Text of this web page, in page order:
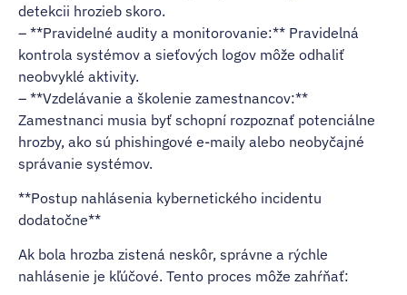
detekcii hrozieb skoro.
– **Pravidelné audity a monitorovanie:** Pravidelná
kontrola systémov a sieťových logov môže odhaliť
neobvyklé aktivity.
– **Vzdelávanie a školenie zamestnancov:**
Zamestnanci musia byť schopní rozpoznať potenciálne
hrozby, ako sú phishingové e-maily alebo neobyčajné
správanie systémov.
**Postup nahlásenia kybernetického incidentu
dodatočne**
Ak bola hrozba zistená neskôr, správne a rýchle
nahlásenie je kľúčové. Tento proces môže zahŕňať: